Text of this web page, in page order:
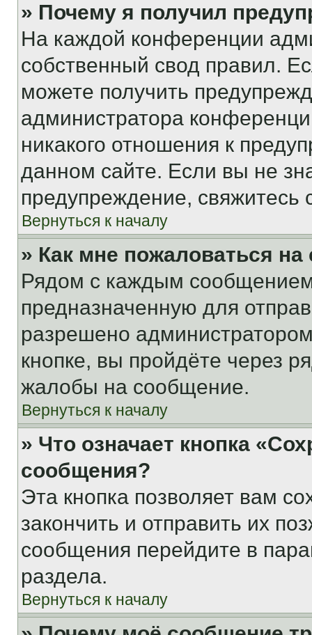
» Почему я получил
На каждой конференции
собственный свод правил.
можете получить
администратора
никакого отношения к
данном сайте. Если вы не
предупреждение,
Вернуться к началу
» Как мне пожаловаться
Рядом с каждым сообщением
предназначенную для
разрешено
кнопке, вы пройдёте через
жалобы на сообщение.
Вернуться к началу
» Что означает кнопка
сообщения?
Эта кнопка позволяет вам
закончить и отправить их
сообщения перейдите в
раздела.
Вернуться к началу